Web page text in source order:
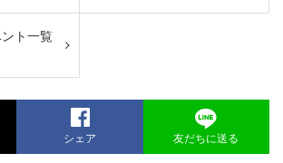
ト一覧
シェア 友だちに送る